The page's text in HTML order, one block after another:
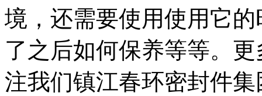
境，还需要使用使用它
了之后如何保养等等。
注我们镇江春环密封件